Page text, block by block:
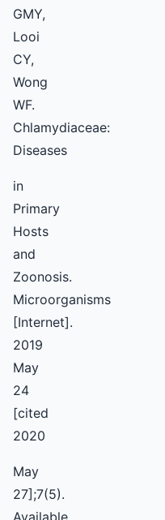
GMY,
Looi
CY,
Wong
WF.
Chlamydiaceae:
Diseases
in
Primary
Hosts
and
Zoonosis.
Microorganisms
[Internet].
2019
May
24
[cited
2020
May
27];7(5).
Available